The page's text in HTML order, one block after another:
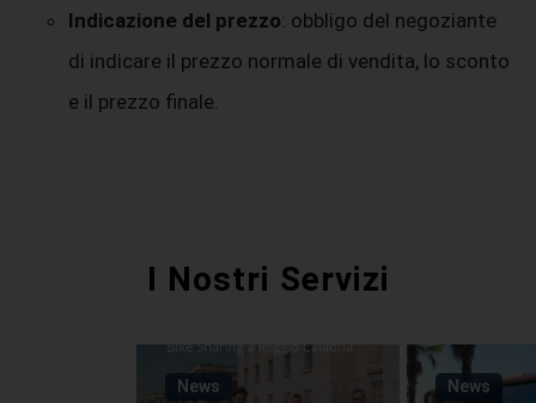
Indicazione del prezzo: obbligo del negoziante
di indicare il prezzo normale di vendita, lo sconto
e il prezzo finale.
I Nostri Servizi
News News